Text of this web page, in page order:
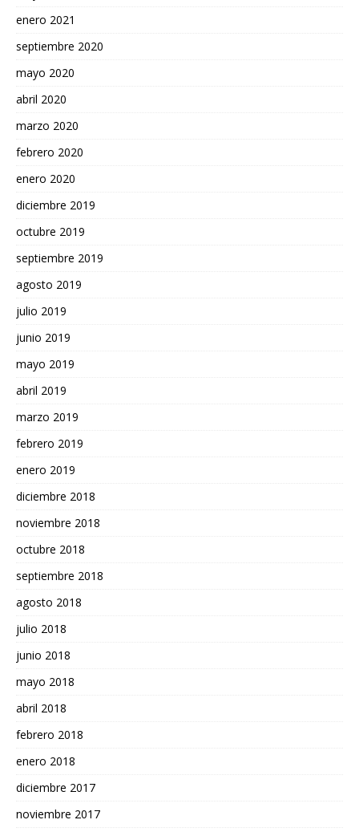
enero 2021
septiembre 2020
mayo 2020
abril 2020
marzo 2020
febrero 2020
enero 2020
diciembre 2019
octubre 2019
septiembre 2019
agosto 2019
julio 2019
junio 2019
mayo 2019
abril 2019
marzo 2019
febrero 2019
enero 2019
diciembre 2018
noviembre 2018
octubre 2018
septiembre 2018
agosto 2018
julio 2018
junio 2018
mayo 2018
abril 2018
febrero 2018
enero 2018
diciembre 2017
noviembre 2017